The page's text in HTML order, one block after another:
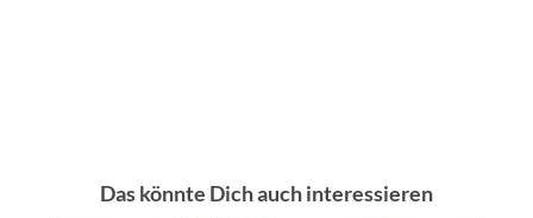
Das könnte Dich auch interessieren